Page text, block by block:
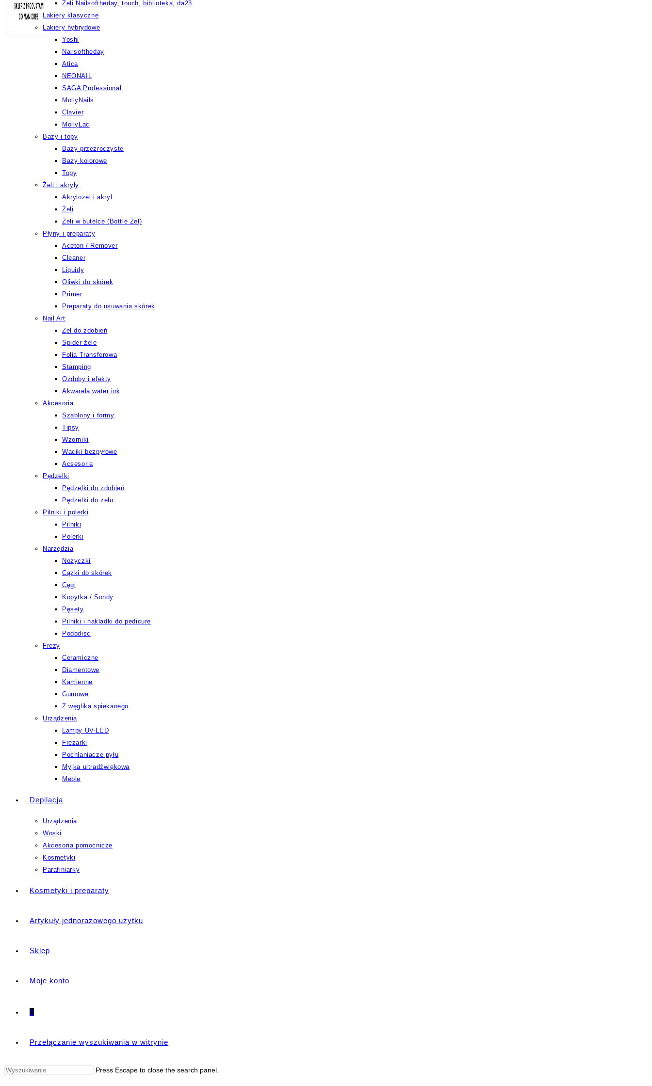
Żeli Nailsoftheday, touch, biblioteka, da23
Lakiery klasyczne
Lakiery hybrydowe
Yoshi
Nailsoftheday
Atica
NEONAIL
SAGA Professional
MollyNails
Clavier
MollyLac
Bazy i topy
Bazy przezroczyste
Bazy kolorowe
Topy
Żeli i akryly
Akrylożel i akryl
Żeli
Żeli w butelce (Bottle Żel)
Płyny i preparaty
Aceton / Remover
Cleaner
Liquidy
Oliwki do skórek
Primer
Preparaty do usuwania skórek
Nail Art
Żel do zdobień
Spider żele
Folia Transferowa
Stamping
Ozdoby i efekty
Akwarela water ink
Akcesoria
Szablony i formy
Tipsy
Wzorniki
Waciki bezpyłowe
Acsesoria
Pędzelki
Pędzelki do zdobień
Pędzelki do żelu
Pilniki i polerki
Pilniki
Polerki
Narzędzia
Nożyczki
Cążki do skórek
Cęgi
Kopytka / Sondy
Pęsety
Pilniki i nakladki do pedicure
Pododisc
Frezy
Ceramiczne
Diamentowe
Kamienne
Gumowe
Z węglika spiekanego
Urządzenia
Lampy UV-LED
Frezarki
Pochlaniacze pyłu
Myjka ultradźwiękowa
Meble
Depilacja
Urządzenia
Woski
Akcesoria pomocnicze
Kosmetyki
Parafiniarky
Kosmetyki i preparaty
Artykuły jednorazowego użytku
Sklep
Moje konto
0
Przełączanie wyszukiwania w witrynie
Press Escape to close the search panel.